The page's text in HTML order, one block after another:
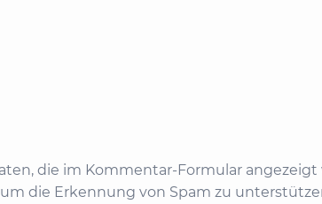
die im Kommentar-Formular
die Erkennung von Spam zu